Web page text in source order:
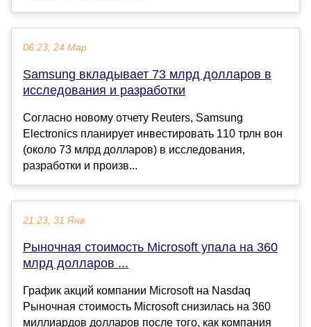
06:23, 24 Мар
Samsung вкладывает 73 млрд долларов в
исследования и разработки
Согласно новому отчету Reuters, Samsung
Electronics планирует инвестировать 110 трлн вон
(около 73 млрд долларов) в исследования,
разработки и произв...
21:23, 31 Янв
Рыночная стоимость Microsoft упала на 360
млрд долларов ...
График акций компании Microsoft на Nasdaq
Рыночная стоимость Microsoft снизилась на 360
миллиардов долларов после того, как компания